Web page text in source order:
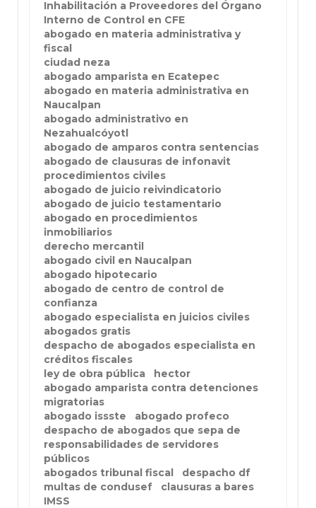
Inhabilitación a Proveedores del Órgano
Interno de Control en CFE
abogado en materia administrativa y
fiscal
ciudad neza
abogado amparista en Ecatepec
abogado en materia administrativa en
Naucalpan
abogado administrativo en
Nezahualcóyotl
abogado de amparos contra sentencias
abogado de clausuras de infonavit
procedimientos civiles
abogado de juicio reivindicatorio
abogado de juicio testamentario
abogado en procedimientos
inmobiliarios
derecho mercantil
abogado civil en Naucalpan
abogado hipotecario
abogado de centro de control de
confianza
abogado especialista en juicios civiles
abogados gratis
despacho de abogados especialista en
créditos fiscales
ley de obra pública
hector
abogado amparista contra detenciones
migratorias
abogado issste
abogado profeco
despacho de abogados que sepa de
responsabilidades de servidores
públicos
abogados tribunal fiscal
despacho df
multas de condusef
clausuras a bares
IMSS